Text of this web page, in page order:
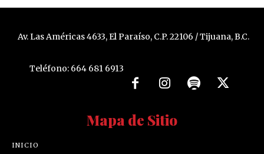
Av. Las Américas 4633, El Paraíso, C.P. 22106 / Tijuana, B.C.
Teléfono: 664 681 6913
Mapa de Sitio
INICIO